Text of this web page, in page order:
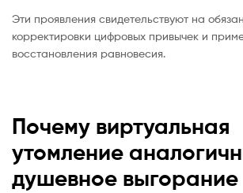
Эти проявления свидетельствуют на
корректировки цифровых привычек и
восстановления равновесия.
Почему виртуальная
утомление
душевное выгорание